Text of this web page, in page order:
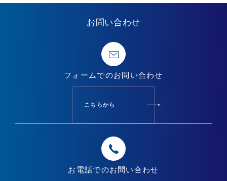
お問い合わせ
フォームでのお問い合わせ
こちらから
お電話でのお問い合わせ